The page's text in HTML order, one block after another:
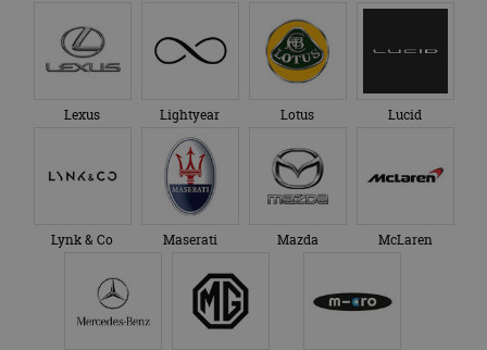
Lexus Lightyear Lotus Lucid
Lynk & Co Maserati Mazda McLaren